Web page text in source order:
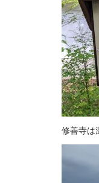
修善寺は